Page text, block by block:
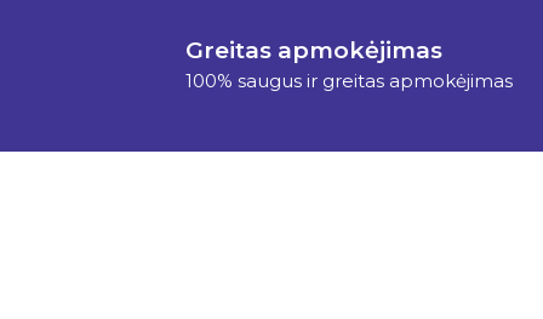
Greitas apmokėjimas
100% saugus ir greitas apmokėjimas